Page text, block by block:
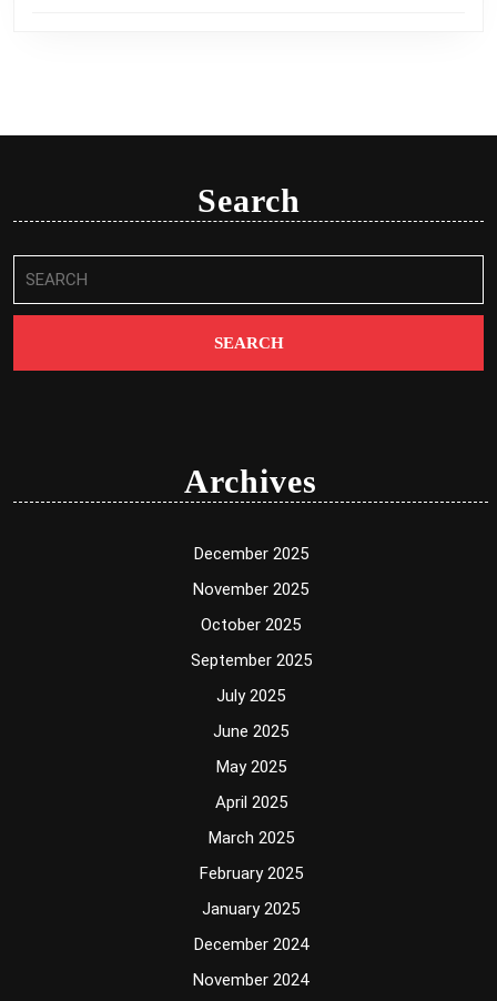
Search
for:
Archives
December 2025
November 2025
October 2025
September 2025
July 2025
June 2025
May 2025
April 2025
March 2025
February 2025
January 2025
December 2024
November 2024